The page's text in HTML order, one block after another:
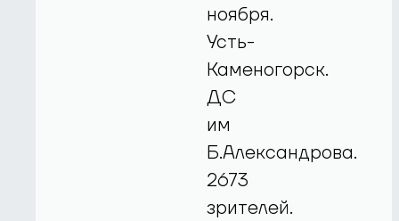
ноября.
Усть-
Каменогорск.
ДС
им
Б.Александрова.
2673
зрителей.